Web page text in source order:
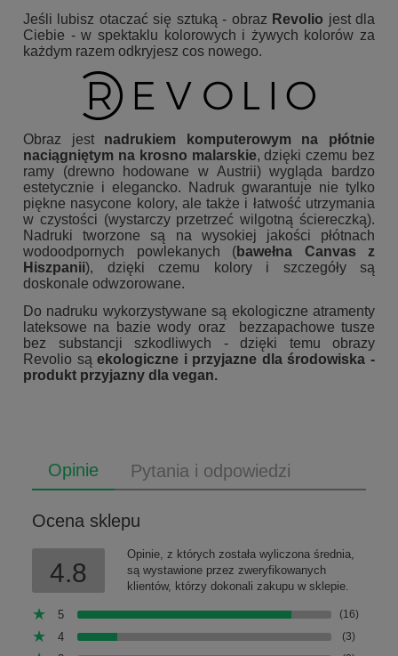
Jeśli lubisz otaczać się sztuką - obraz Revolio jest dla
Ciebie - w spektaklu kolorowych i żywych kolorów za
każdym razem odkryjesz cos nowego.
Obraz jest nadrukiem komputerowym na płótnie
naciągniętym na krosno malarskie, dzięki czemu bez
ramy (drewno hodowane w Austrii) wygląda bardzo
estetycznie i elegancko. Nadruk gwarantuje nie tylko
piękne nasycone kolory, ale także i łatwość utrzymania
w czystości (wystarczy przetrzeć wilgotną ściereczką).
Nadruki tworzone są na wysokiej jakości płótnach
wodoodpornych powlekanych (bawełna Canvas z
Hiszpanii), dzięki czemu kolory i szczegóły są
doskonale odwzorowane.
Do nadruku wykorzystywane są ekologiczne atramenty
lateksowe na bazie wody oraz bezzapachowe tusze
bez substancji szkodliwych - dzięki temu obrazy
Revolio są ekologiczne i przyjazne dla środowiska -
produkt przyjazny dla vegan.
Opinie Pytania i odpowiedzi
Ocena sklepu
4.8
Opinie, z których została wyliczona średnia,
są wystawione przez zweryfikowanych
klientów, którzy dokonali zakupu w sklepie.
5 (16)
4 (3)